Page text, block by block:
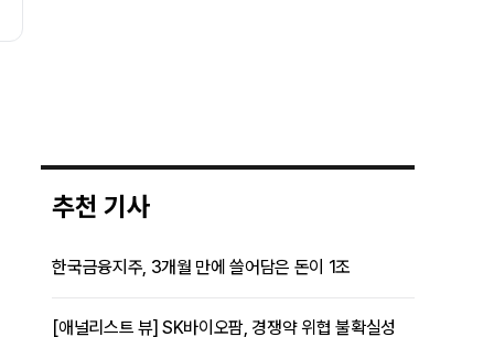
추천 기사
한국금융지주, 3개월 만에 쓸어담은 돈이 1조
[애널리스트 뷰] SK바이오팜, 경쟁약 위협 불확실성